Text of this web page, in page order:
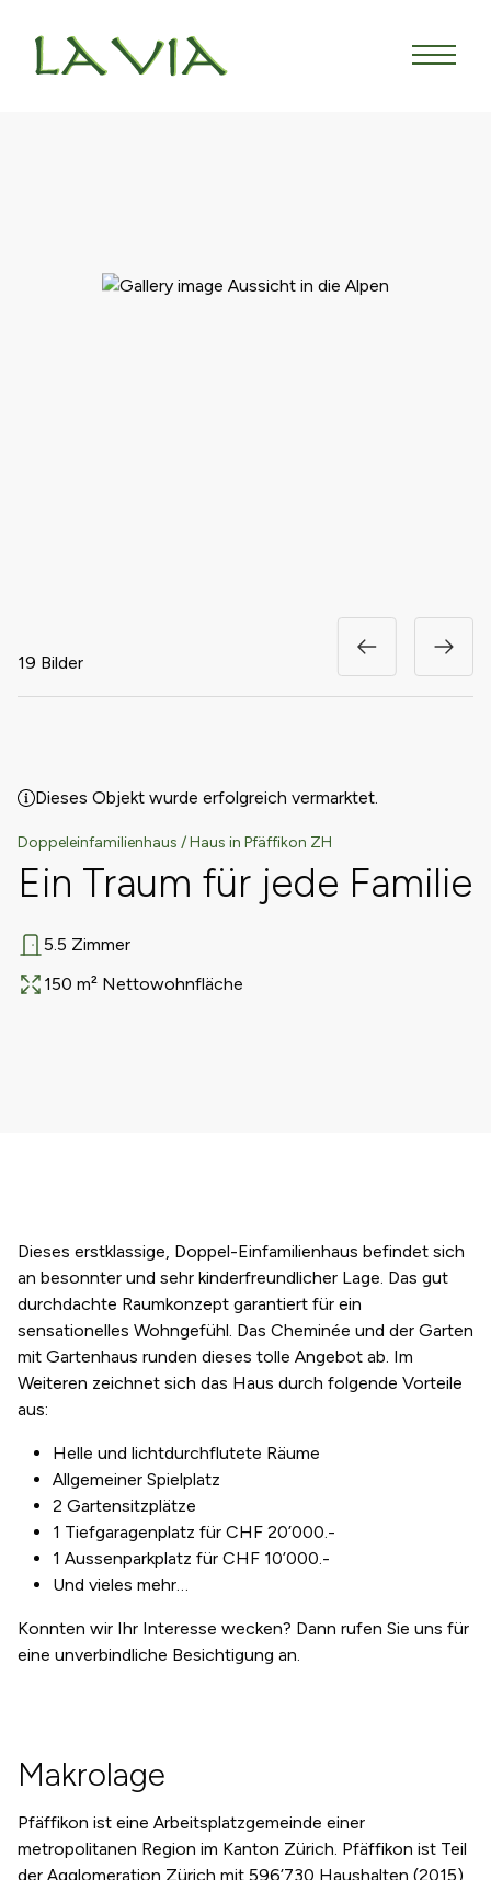
19 Bilder
Dieses Objekt wurde erfolgreich vermarktet.
Doppeleinfamilienhaus / Haus in Pfäffikon ZH
Ein Traum für jede Familie
Anzahl Zimmer
5.5 Zimmer
Fläche
150 m² Nettowohnfläche
Dieses erstklassige, Doppel-Einfamilienhaus befindet sich
an besonnter und sehr kinderfreundlicher Lage. Das gut
durchdachte Raumkonzept garantiert für ein
sensationelles Wohngefühl. Das Cheminée und der Garten
mit Gartenhaus runden dieses tolle Angebot ab. Im
Weiteren zeichnet sich das Haus durch folgende Vorteile
aus:
Helle und lichtdurchflutete Räume
Allgemeiner Spielplatz
2 Gartensitzplätze
1 Tiefgaragenplatz für CHF 20’000.-
1 Aussenparkplatz für CHF 10’000.-
Und vieles mehr…
Konnten wir Ihr Interesse wecken? Dann rufen Sie uns für
eine unverbindliche Besichtigung an.
Makrolage
Pfäffikon ist eine Arbeitsplatzgemeinde einer
metropolitanen Region im Kanton Zürich. Pfäffikon ist Teil
der Agglomeration Zürich mit 596’730 Haushalten (2015)